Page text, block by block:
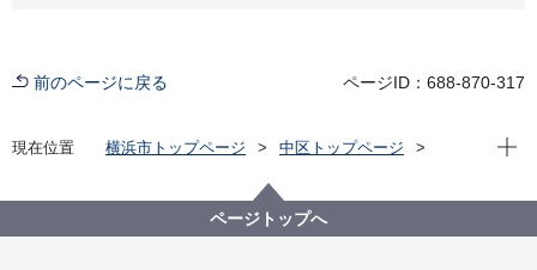
前のページに戻る ページID：688-870-317
現在位置 横浜市トップページ
中区トップページ
2024年大岡川桜の開花情報
現在
ページトップへ